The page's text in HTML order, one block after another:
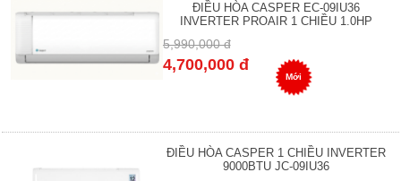
ĐIỀU HÒA CASPER EC-09IU36
INVERTER PROAIR 1 CHIỀU 1.0HP
5,990,000 đ
4,700,000 đ
Mới
ĐIỀU HÒA CASPER 1 CHIỀU INVERTER
9000BTU JC-09IU36